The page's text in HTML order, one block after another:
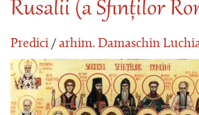
Rusalii (a Sfinților
Predici / arhim. Damaschin